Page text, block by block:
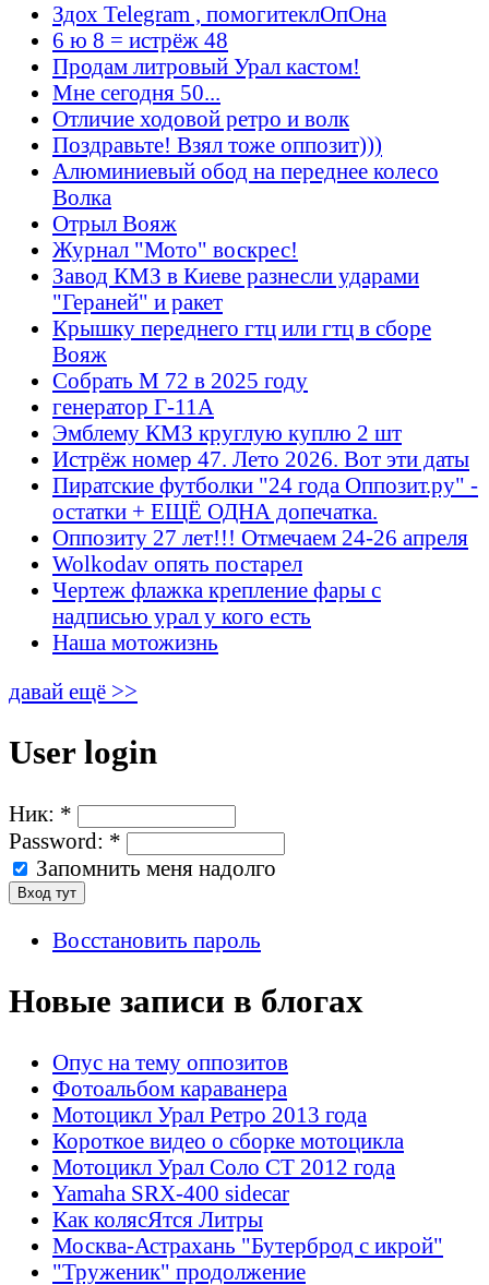
Здох Telegram , помогитеклОпОна
6 ю 8 = истрёж 48
Продам литровый Урал кастом!
Мне сегодня 50...
Отличие ходовой ретро и волк
Поздравьте! Взял тоже оппозит)))
Алюминиевый обод на переднее колесо
Волка
Отрыл Вояж
Журнал "Мото" воскрес!
Завод КМЗ в Киеве разнесли ударами
"Гераней" и ракет
Крышку переднего гтц или гтц в сборе
Вояж
Собрать М 72 в 2025 году
генератор Г-11А
Эмблему КМЗ круглую куплю 2 шт
Истрёж номер 47. Лето 2026. Вот эти даты
Пиратские футболки "24 года Оппозит.ру" -
остатки + ЕЩЁ ОДНА допечатка.
Оппозиту 27 лет!!! Отмечаем 24-26 апреля
Wolkodav опять постарел
Чертеж флажка крепление фары с
надписью урал у кого есть
Наша мотожизнь
давай ещё >>
User login
Ник: *
Password: *
Запомнить меня надолго
Восстановить пароль
Новые записи в блогах
Опус на тему оппозитов
Фотоальбом караванера
Мотоцикл Урал Ретро 2013 года
Короткое видео о сборке мотоцикла
Мотоцикл Урал Соло СТ 2012 года
Yamaha SRX-400 sidecar
Как колясЯтся Литры
Москва-Астрахань "Бутерброд с икрой"
"Труженик" продолжение